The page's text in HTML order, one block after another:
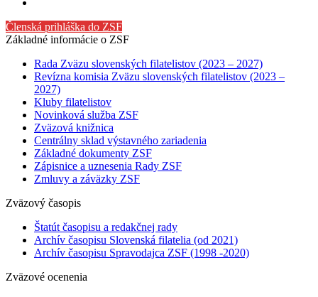
Členská prihláška do ZSF
Základné informácie o ZSF
Rada Zväzu slovenských filatelistov (2023 – 2027)
Revízna komisia Zväzu slovenských filatelistov (2023 –
2027)
Kluby filatelistov
Novinková služba ZSF
Zväzová knižnica
Centrálny sklad výstavného zariadenia
Základné dokumenty ZSF
Zápisnice a uznesenia Rady ZSF
Zmluvy a záväzky ZSF
Zväzový časopis
Štatút časopisu a redakčnej rady
Archív časopisu Slovenská filatelia (od 2021)
Archív časopisu Spravodajca ZSF (1998 -2020)
Zväzové ocenenia